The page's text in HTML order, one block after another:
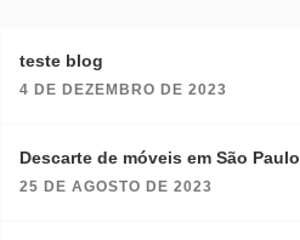
teste blog
4 DE DEZEMBRO DE 2023
Descarte de móveis em São Paulo
25 DE AGOSTO DE 2023